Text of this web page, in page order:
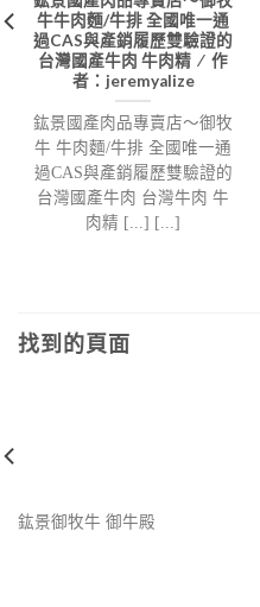
牛牛肉麵/牛排 全國唯一通
過CAS與產銷履歷雙驗證的
台灣國產牛肉 牛肉精 ⁄ 作
者：jeremyalize
鈜景國產肉品專賣店～御牧
牛 牛肉麵/牛排 全國唯一通
過CAS與產銷履歷雙驗證的
台灣國產牛肉 台灣牛肉 牛
肉精 [...] [...]
找到的頁面
鈜景御牧牛 御牛殿